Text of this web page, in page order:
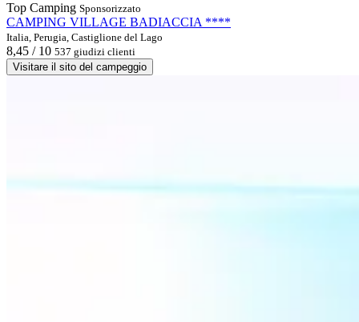
Top Camping Sponsorizzato
CAMPING VILLAGE BADIACCIA ****
Italia, Perugia, Castiglione del Lago
8,45 / 10 537 giudizi clienti
Visitare il sito del campeggio